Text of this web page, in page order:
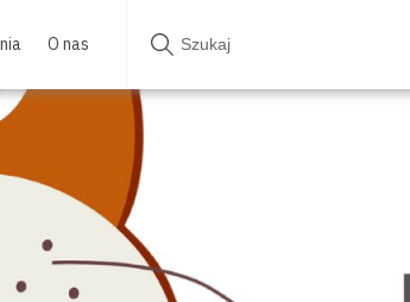
O nas